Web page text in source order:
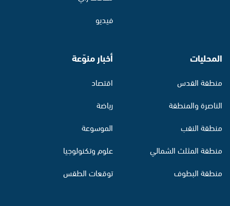
فيديو
المحليات
منطقة القدس
الناصرة والمنطقة
منطقة النقب
منطقة المثلث الشمالي
منطقة البطوف
أخبار منوّعة
اقتصاد
رياضة
الموسوعة
علوم وتكنولوجيا
توقعات الطقس